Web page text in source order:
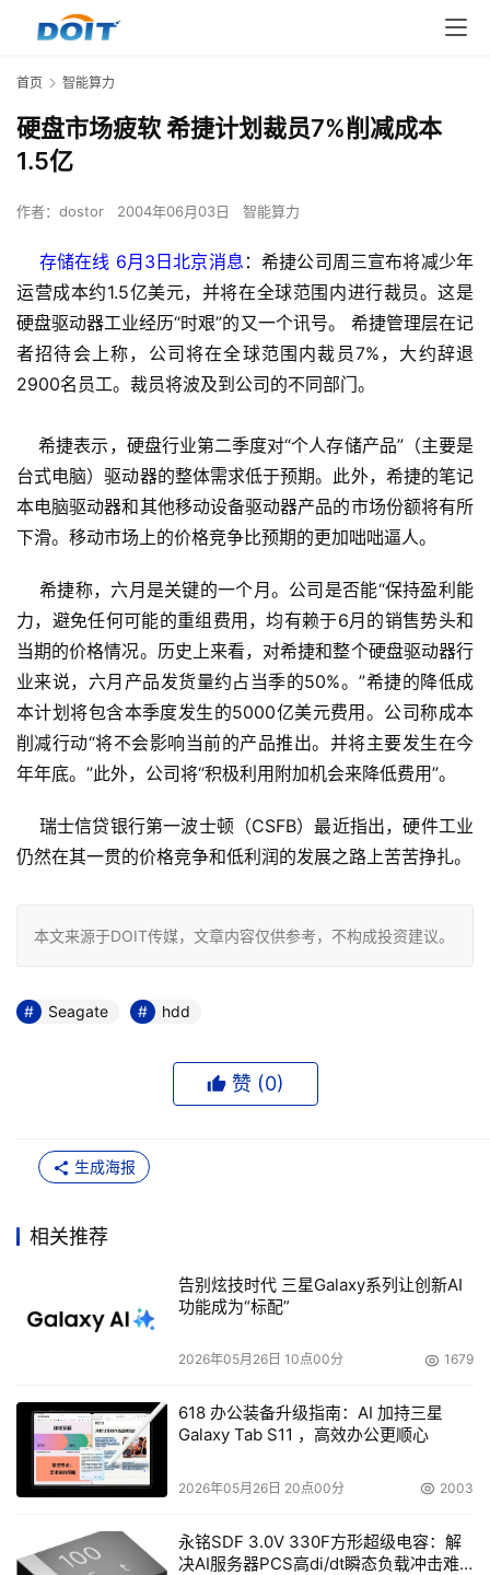
首页 智能算力
硬盘市场疲软 希捷计划裁员7%削减成本
1.5亿
作者： dostor 2004年06月03日 智能算力
存储在线 6月3日北京消息 ：希捷公司周三宣布将减少年
运营成本约1.5亿美元，并将在全球范围内进行裁员。这是
硬盘驱动器工业经历“时艰”的又一个讯号。 希捷管理层在记
者招待会上称，公司将在全球范围内裁员7%，大约辞退
2900名员工。裁员将波及到公司的不同部门。
希捷表示，硬盘行业第二季度对“个人存储产品”（主要是
台式电脑）驱动器的整体需求低于预期。此外，希捷的笔记
本电脑驱动器和其他移动设备驱动器产品的市场份额将有所
下滑。移动市场上的价格竞争比预期的更加咄咄逼人。
希捷称，六月是关键的一个月。公司是否能“保持盈利能
力，避免任何可能的重组费用，均有赖于6月的销售势头和
当期的价格情况。历史上来看，对希捷和整个硬盘驱动器行
业来说，六月产品发货量约占当季的50%。”希捷的降低成
本计划将包含本季度发生的5000亿美元费用。公司称成本
削减行动“将不会影响当前的产品推出。并将主要发生在今
年年底。”此外，公司将“积极利用附加机会来降低费用”。
瑞士信贷银行第一波士顿（CSFB）最近指出，硬件工业
本文来源于DOIT传媒，文章内容仅供参考，不构成投资建议。
Seagate hdd
赞 (0)
生成海报
相关推荐
告别炫技时代 三星Galaxy系列让创新AI
功能成为“标配”
2026年05月26日 10点00分 1679
618 办公装备升级指南：AI 加持三星
Galaxy Tab S11 ，高效办公更顺心
2026年05月26日 20点00分 2003
永铭SDF 3.0V 330F方形超级电容：解
决AI服务器PCS高di/dt瞬态负载冲击难